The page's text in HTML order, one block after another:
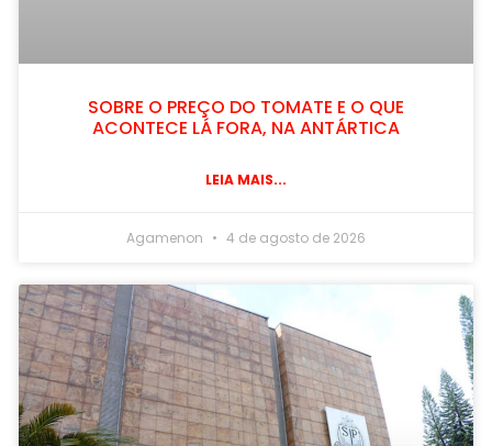
SOBRE O PREÇO DO TOMATE E O QUE
ACONTECE LÁ FORA, NA ANTÁRTICA
LEIA MAIS...
Agamenon 4 de agosto de 2026